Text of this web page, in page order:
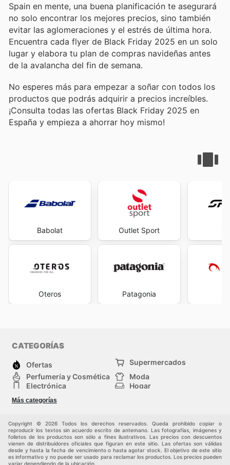
Spain en mente, una buena planificación te asegurará
no solo encontrar los mejores precios, sino también
evitar las aglomeraciones y el estrés de última hora.
Encuentra cada flyer de Black Friday 2025 en un solo
lugar y elabora tu plan de compras navideñas antes
de la avalancha del fin de semana.
No esperes más para empezar a soñar con todos los
productos que podrás adquirir a precios increíbles.
¡Consulta todas las ofertas Black Friday 2025 en
España y empieza a ahorrar hoy mismo!
Babolat
Oteros
Outlet Sport
Patagonia
CATEGORÍAS
Ofertas
Supermercados
Perfumería y Cosmética
Moda
Electrónica
Hogar
Deporte
Juguetes y bebés
Más categorías
Copyright © 2026 Todos los derechos reservados. Queda prohibido copiar o
reproducir los textos sin acuerdo escrito de antemano. Las fotografías, imágenes y
folletos de los productos son sólo a fines ilustrativos. Las precios con descuentos
vienen de distribuidores oficiales que figuran en este sitio. Las ofertas son válidas
desde y hasta la fecha de vencimiento o hasta agotar stock. El objetivo de este sitio
es informativo y no puede ser usado para reclamar los productos. Los precios pueden
variar dependiendo de la ubicación.